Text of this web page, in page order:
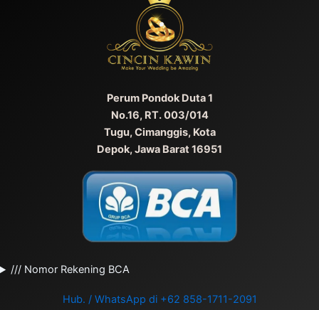
Perum Pondok Duta 1
No.16, RT. 003/014
Tugu, Cimanggis, Kota
Depok, Jawa Barat 16951
/// Nomor Rekening BCA
Hub. / WhatsApp di +62 858-1711-2091